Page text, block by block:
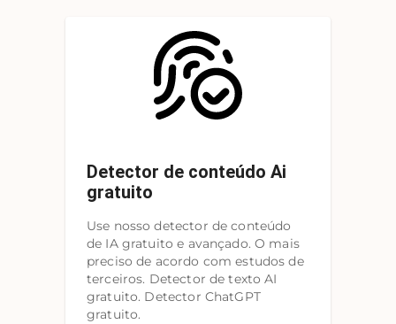
Detector de conteúdo Ai
gratuito
Use nosso detector de conteúdo
de IA gratuito e avançado. O mais
preciso de acordo com estudos de
terceiros. Detector de texto AI
gratuito. Detector ChatGPT
gratuito.